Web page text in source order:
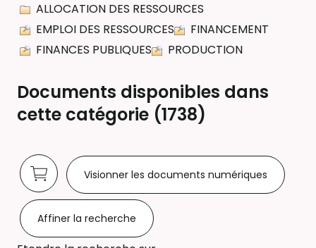
ALLOCATION DES RESSOURCES
EMPLOI DES RESSOURCES
FINANCEMENT
FINANCES PUBLIQUES
PRODUCTION
Documents disponibles dans
cette catégorie (1738)
Visionner les documents numériques
Affiner la recherche